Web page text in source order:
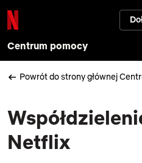
Centrum pomocy
Powrót do strony głównej
Netflix